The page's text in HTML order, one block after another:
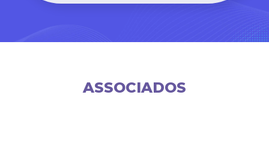
ASSOCIADOS